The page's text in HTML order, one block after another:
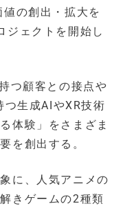
の創出・拡大を
ジェクトを開始し
つ顧客との接点や
生成AIやXR技術
体験」をさまざま
を創出する。
に、人気アニメの
きゲームの2種類